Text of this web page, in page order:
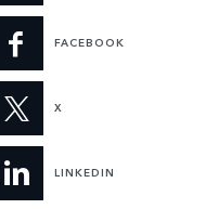
FACEBOOK
X
LINKEDIN